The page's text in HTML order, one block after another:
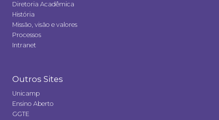
Diretoria Acadêmica
História
Missão, visão e valores
Processos
Intranet
Outros Sites
Unicamp
Ensino Aberto
GGTE